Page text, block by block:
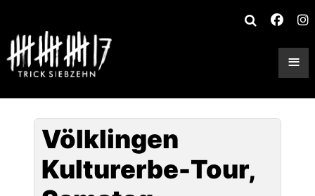
≡
Völklingen
Kulturerbe-Tour,